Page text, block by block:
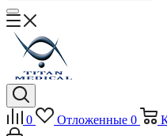
0 Отложенные 0